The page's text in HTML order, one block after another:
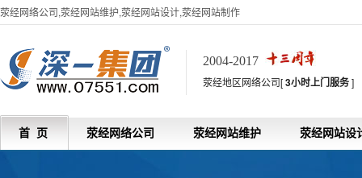
荥经网络公司,荥经网站维护,荥经网站设计,荥经网站制作
2004-2017
荥经地区网络公司[3小时上门服务]
首 页 荥经网络公司 荥经网站维护 荥经网站设